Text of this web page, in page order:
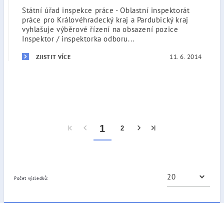
Státní úřad inspekce práce - Oblastní inspektorát
práce pro Královéhradecký kraj a Pardubický kraj
vyhlašuje výběrové řízení na obsazení pozice
Inspektor / inspektorka odboru...
ZJISTIT VÍCE 11. 6. 2014
1 2
Počet výsledků: